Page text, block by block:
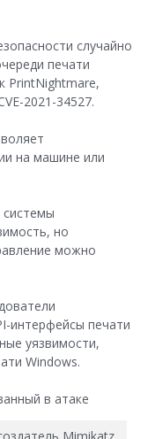
случайно
печати
PrintNightmare,
2021-34527.
на машине или
но
можно
интерфейсы печати
уязвимости,
Windows.
в атаке